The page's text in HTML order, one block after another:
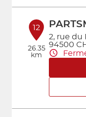
12
26.35
km
2, rue du
94500